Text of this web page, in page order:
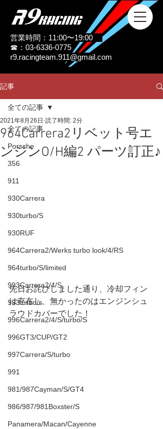
営業時間：11:00〜19:00
☎：03-6336-0775
r9.racingteam.911@gmail.com
記事
全ての記事
Porsche
356
911
930Carrera
930turbo/S
930RUF
964Carrera2/Werks turbo look/4/RS
964turbo/S/limited
993Carrera2/4/S
993turbo/s
996Carrera2/4/S/turbo/S
996GT3/CUP/GT2
997Carrera/S/turbo
991
981/987Cayman/S/GT4
986/987/981Boxster/S
Panamera/Macan/Cayenne
全ての記事
964Carrera2リベット号エ
ンジンO/H編2 パーツ訂正♪
2021年8月26日 読了時間: 2分
先日お詫びしました通り、冷却フィン
は存在し、無かったのはエンジンシュ
ラウドカバーでした！